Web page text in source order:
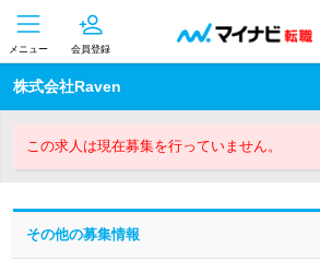
メニュー 会員登録
株式会社Raven
この求人は現在募集を行っていません。
その他の募集情報